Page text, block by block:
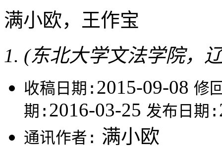
满小欧，王作宝
(东北大学文法学院，
收稿日期: 2015-09-08 修
期: 2016-03-25 发布日期:
通讯作者: 满小欧